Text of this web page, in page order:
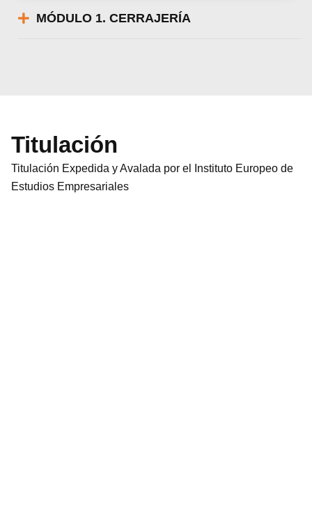
MÓDULO 1. CERRAJERÍA
Titulación
Titulación Expedida y Avalada por el Instituto Europeo de
Estudios Empresariales